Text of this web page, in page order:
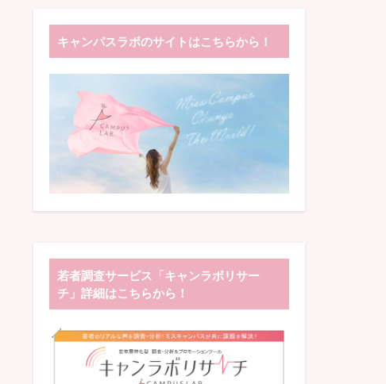
キャンパスラボのサイトはこちらから！
若者調査サービス「キャンラボリサー
チ」詳細はこちらから！